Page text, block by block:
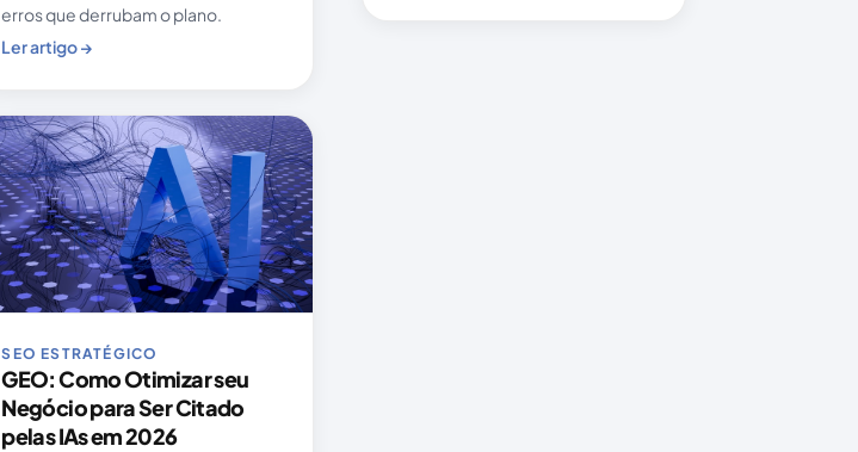
erros que derrubam o plano.
Ler artigo →
SEO ESTRATÉGICO
GEO: Como Otimizar seu
Negócio para Ser Citado
pelas IAs em 2026